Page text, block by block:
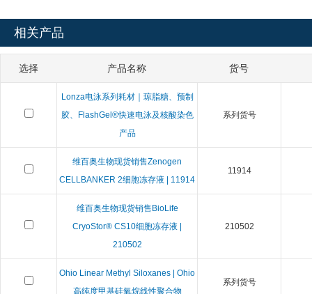
相关产品
选择 产品名称 货号
Lonza电泳系列耗材｜琼脂糖、预制
胶、FlashGel®快速电泳及核酸染色
产品
系列货号
维百奥生物现货销售Zenogen
CELLBANKER 2细胞冻存液 | 11914
11914
维百奥生物现货销售BioLife
CryoStor® CS10细胞冻存液 |
210502
210502
Ohio Linear Methyl Siloxanes | Ohio
高纯度甲基硅氧烷线性聚合物
系列货号